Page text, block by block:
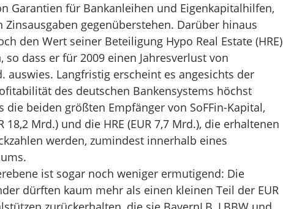
Garantien für Bankanleihen und Eigenkapitalhilfen,
Zinsausgaben gegenüberstehen. Darüber hinaus
den Wert seiner Beteiligung Hypo Real Estate (HRE)
dass er für 2009 einen Jahresverlust von
auswies. Langfristig erscheint es angesichts der
des deutschen Bankensystems höchst
die beiden größten Empfänger von SoFFin-Kapital,
18,2 Mrd.) und die HRE (EUR 7,7 Mrd.), die erhaltenen
werden, zumindest innerhalb eines
ist sogar noch weniger ermutigend: Die
dürften kaum mehr als einen kleinen Teil der EUR